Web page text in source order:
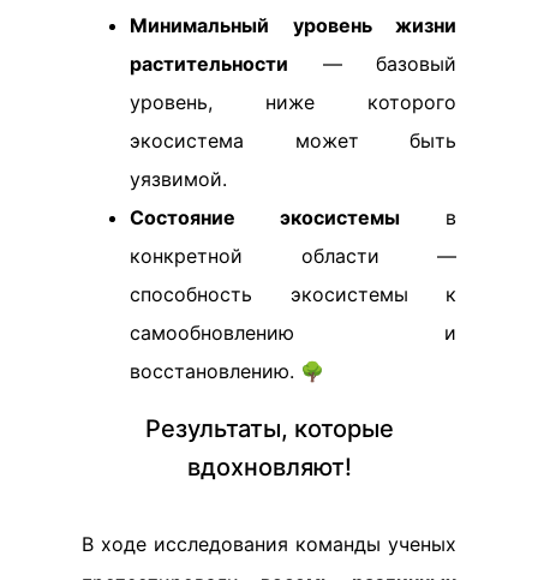
Минимальный уровень жизни
растительности — базовый
уровень, ниже которого
экосистема может быть
уязвимой.
Состояние экосистемы в
конкретной области —
способность экосистемы к
самообновлению и
восстановлению. 🌳
Результаты, которые
вдохновляют!
В ходе исследования команды ученых